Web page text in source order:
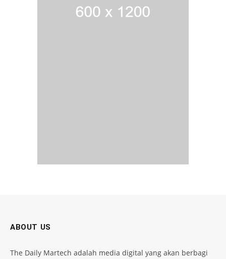
ABOUT US
The Daily Martech adalah media digital yang akan berbagi